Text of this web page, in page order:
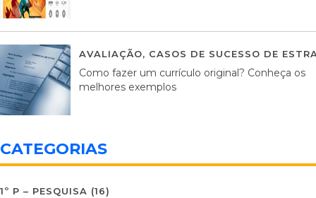
AVALIAÇÃO, CASOS DE SUCESSO DE
Como fazer um currículo original? Conheça os
melhores exemplos
CATEGORIAS
1º P – PESQUISA (16)